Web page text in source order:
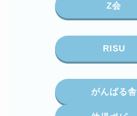
Z会
RISU
がんばる舎